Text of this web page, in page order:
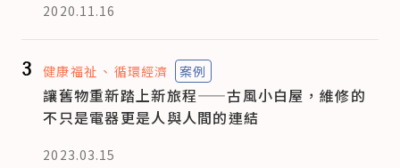
2020.11.16
3 健康福祉 循環經濟 案例
讓舊物重新踏上新旅程——古風小白屋，維修的
不只是電器更是人與人間的連結
2023.03.15